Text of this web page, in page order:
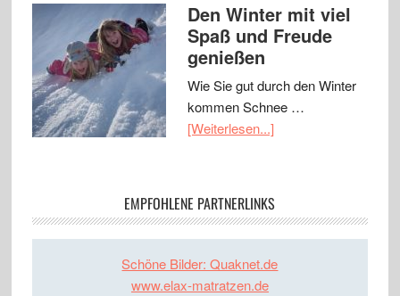
Den Winter mit viel
Spaß und Freude
genießen
Wie Sie gut durch den Winter
kommen Schnee …
[Weiterlesen...]
EMPFOHLENE PARTNERLINKS
Schöne Bilder: Quaknet.de
www.elax-matratzen.de